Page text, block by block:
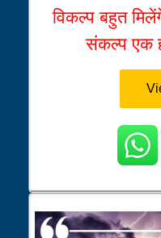
विकल्प बहुत
संकल्प एक